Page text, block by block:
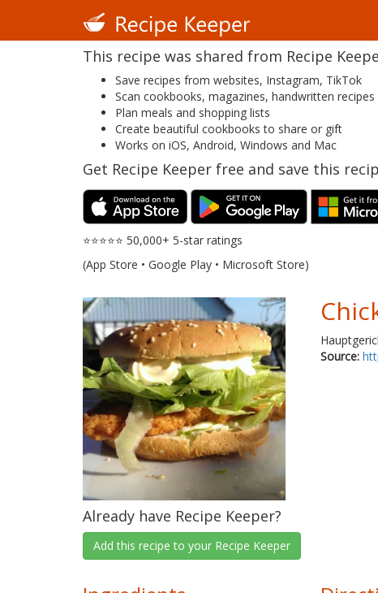
This recipe was shared from Recipe
Save recipes from websites, Instagram, TikTok
Scan cookbooks, magazines, handwritten recipes
Plan meals and shopping lists
Create beautiful cookbooks to share or gift
Works on iOS, Android, Windows and Mac
Get Recipe Keeper free and save this
⭐⭐⭐⭐⭐ 50,000+ 5-star ratings
(App Store • Google Play • Microsoft Store)
Source:
Already have Recipe Keeper?
Add this recipe to your Recipe Keeper